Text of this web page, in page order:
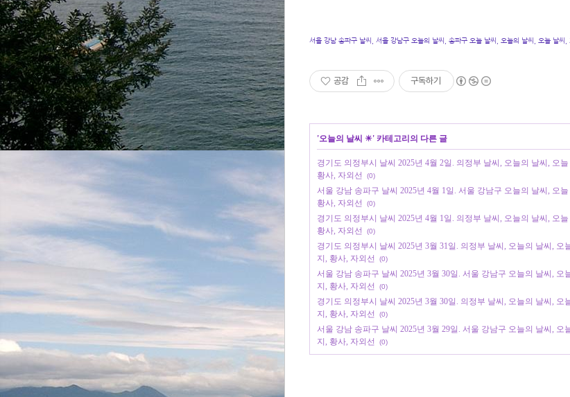
서울 강남 송파구 날씨, 서울 강남구 오늘의 날씨, 송파구 오늘 날씨, 오늘의 날씨, 오늘 날
공감 구독하기
'오늘의 날씨 ☀' 카테고리의 다른 글
경기도 의정부시 날씨 2025년 4월 2일. 의정부 날씨, 오늘의 날씨, 오
황사, 자외선
(0)
서울 강남 송파구 날씨 2025년 4월 1일. 서울 강남구 오늘의 날씨, 오
황사, 자외선
(0)
경기도 의정부시 날씨 2025년 4월 1일. 의정부 날씨, 오늘의 날씨, 오
황사, 자외선
(0)
경기도 의정부시 날씨 2025년 3월 31일. 의정부 날씨, 오늘의 날씨, 오
지, 황사, 자외선
(0)
서울 강남 송파구 날씨 2025년 3월 30일. 서울 강남구 오늘의 날씨, 오
지, 황사, 자외선
(0)
경기도 의정부시 날씨 2025년 3월 30일. 의정부 날씨, 오늘의 날씨, 오
지, 황사, 자외선
(0)
서울 강남 송파구 날씨 2025년 3월 29일. 서울 강남구 오늘의 날씨, 오
지, 황사, 자외선
(0)